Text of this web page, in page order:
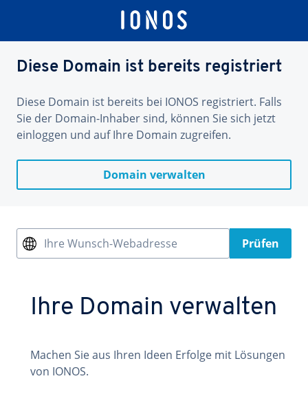
Diese Domain ist bereits registriert
Diese Domain ist bereits bei IONOS registriert. Falls
Sie der Domain-Inhaber sind, können Sie sich jetzt
einloggen und auf Ihre Domain zugreifen.
Domain verwalten
Ihre Wunsch-Webadresse Prüfen
Ihre Domain verwalten
Machen Sie aus Ihren Ideen Erfolge mit Lösungen
von IONOS.